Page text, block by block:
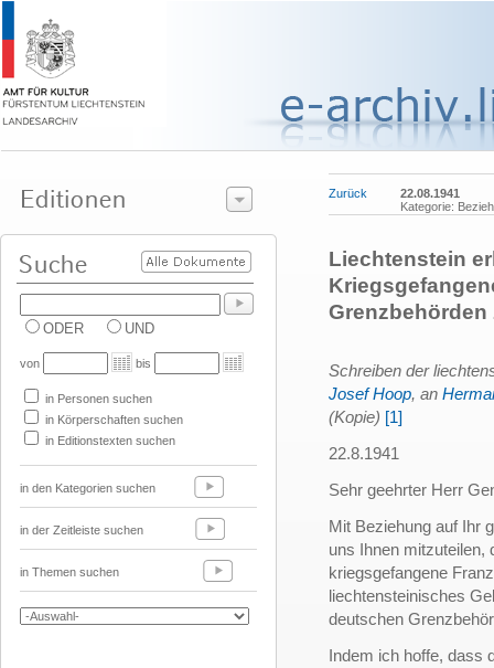
ODER UND
von bis
in Personen suchen
in Körperschaften suchen
in Editionstexten suchen
in den Kategorien suchen
in der Zeitleiste suchen
in Themen suchen
Zurück
22.08.1941
Kategorie:
Liechtenstein
Schreiben der
Josef Hoop, an
(Kopie) [1]
22.8.1941
Sehr geehrter Herr
Mit Beziehung auf Ihr
uns Ihnen mitzuteilen,
kriegsgefangene
liechtensteinisches
deutschen
Indem ich hoffe, dass